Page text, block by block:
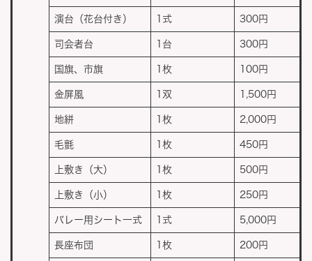
演台（花台付き） 1式 300円
司会者台 1台 300円
国旗、市旗 1枚 100円
金屏風 1双 1,500円
地絣 1枚 2,000円
毛氈 1枚 450円
上敷き（大） 1枚 500円
上敷き（小） 1枚 250円
バレー用シート一式 1式 5,000円
長座布団 1枚 200円